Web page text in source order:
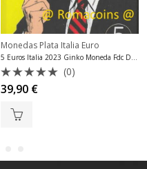
Monedas Plata Italia Euro
5 Euros Italia 2023 Ginko Moneda Fdc Diabolik
Valorado
con
de
(0)
39,90 €